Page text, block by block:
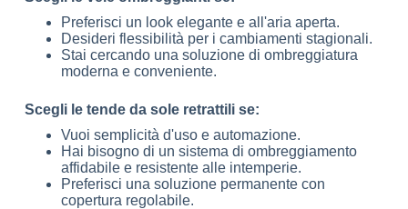
Preferisci un look elegante e all'aria aperta.
Desideri flessibilità per i cambiamenti stagionali.
Stai cercando una soluzione di ombreggiatura
moderna e conveniente.
Scegli le tende da sole retrattili se:
Vuoi semplicità d'uso e automazione.
Hai bisogno di un sistema di ombreggiamento
affidabile e resistente alle intemperie.
Preferisci una soluzione permanente con
copertura regolabile.